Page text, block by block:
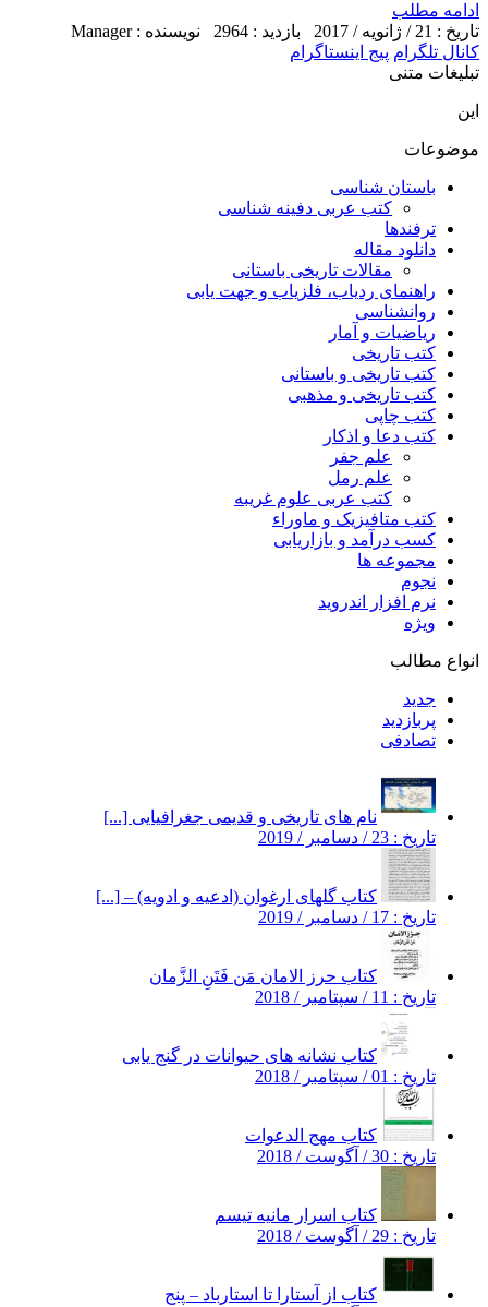
ادامه مطلب
تاریخ : 21 / ژانویه / 2017
بازدید : 2964
نویسنده : Manager
کانال تلگرام پیج اینستاگرام
تبلیغات متنی
این
موضوعات
باستان شناسی
کتب عربی دفینه شناسی
ترفندها
دانلود مقاله
مقالات تاریخی باستانی
راهنمای ردیاب، فلزیاب و جهت یابی
روانشناسی
ریاضیات و آمار
کتب تاریخی
کتب تاریخی و باستانی
کتب تاریخی و مذهبی
کتب چاپی
کتب دعا و اذکار
علم جفر
علم رمل
کتب عربی علوم غریبه
کتب متافیزیک و ماوراء
کسب درآمد و بازاریابی
مجموعه ها
نجوم
نرم افزار اندروید
ویژه
انواع مطالب
جدید
پربازدید
تصادفی
نام های تاریخی و قدیمی جغرافیایی [...]
تاریخ : 23 / دسامبر / 2019
کتاب گلهای ارغوان (ادعیه و ادویه) – [...]
تاریخ : 17 / دسامبر / 2019
کتاب حرز الامان مَن فَتَنِ الزَّمان
تاریخ : 11 / سپتامبر / 2018
کتاب نشانه های حیوانات در گنج یابی
تاریخ : 01 / سپتامبر / 2018
کتاب مهج الدعوات
تاریخ : 30 / آگوست / 2018
کتاب اسرار مانیه تیسم
تاریخ : 29 / آگوست / 2018
کتاب از آستارا تا استارباد – پنج